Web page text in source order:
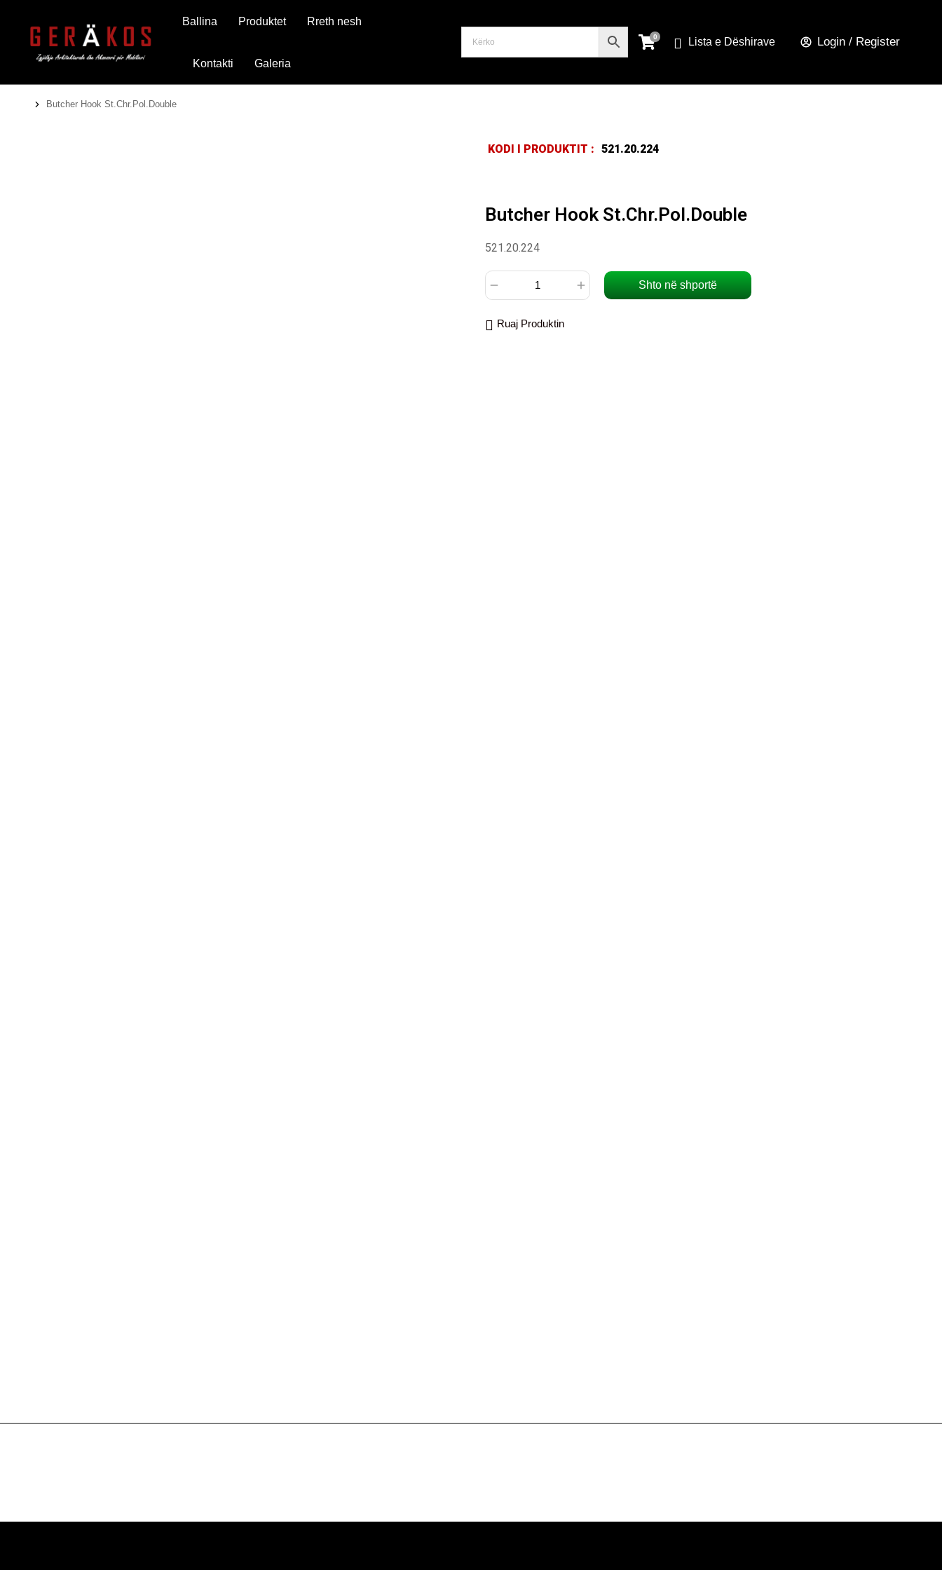
Ballina Produktet Rreth nesh
Kontakti Galeria
Lista e Dëshirave Login / Register
You are here:
Butcher Hook St.Chr.Pol.Double
KODI I PRODUKTIT : 521.20.224
Butcher Hook St.Chr.Pol.Double
521.20.224
Shto në shportë
Ruaj Produktin